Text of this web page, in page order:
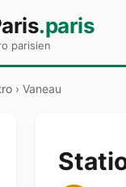
.paris
parisien
› Vaneau